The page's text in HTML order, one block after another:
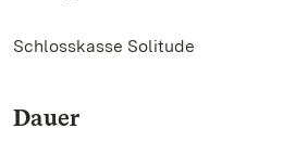
Schlosskasse Solitude
Dauer